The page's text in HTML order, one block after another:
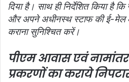
दिया है। साथ ही निर्देशित किया है
और अपने अधीनस्थ स्टाफ की ई-मेल
कराना सुनिश्चित करें।
पीएम आवास एवं
प्रकरणों का कराये